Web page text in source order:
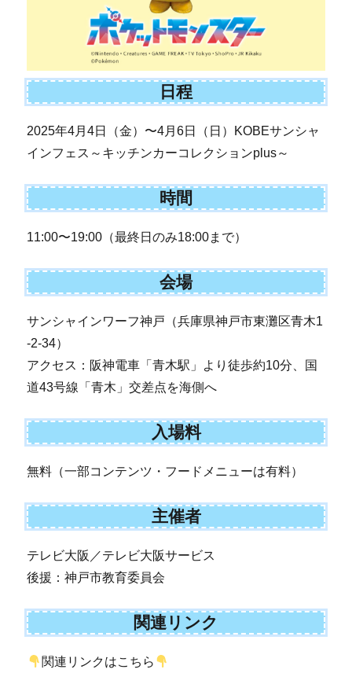
日程
2025年4月4日（金）〜4月6日（日）KOBEサンシャ
インフェス～キッチンカーコレクションplus～
時間
11:00〜19:00（最終日のみ18:00まで）
会場
サンシャインワーフ神戸（兵庫県神戸市東灘区青木1
-2-34）
アクセス：阪神電車「青木駅」より徒歩約10分、国
道43号線「青木」交差点を海側へ
入場料
無料（一部コンテンツ・フードメニューは有料）
主催者
テレビ大阪／テレビ大阪サービス
後援：神戸市教育委員会
関連リンク
関連リンクはこちら